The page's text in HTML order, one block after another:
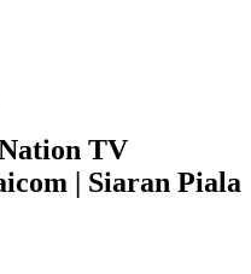
TV
| Siaran Piala